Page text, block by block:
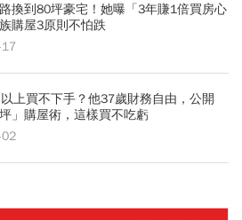
換到80坪豪宅！她曝「3年賺1倍買房心
購屋3原則不怕跌
上買不下手？他37歲財務自由，公開
坪」購屋術，這樣買不吃虧